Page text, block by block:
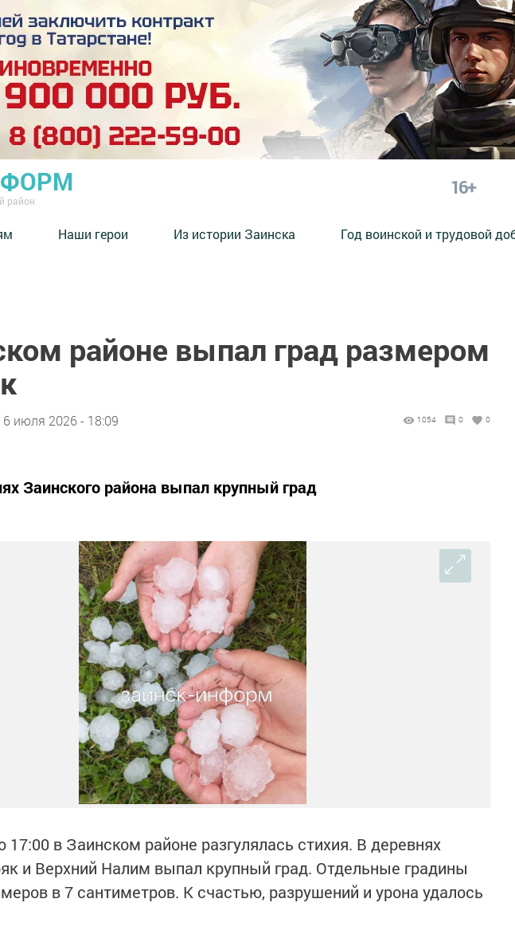
район
16+
Наши герои Из истории Заинска Год воинской и трудовой
районе выпал град размером
6 июля 2026 - 18:09 1054 0 0
Заинского района выпал крупный град
17:00 в Заинском районе разгулялась стихия. В деревнях
и Верхний Налим выпал крупный град. Отдельные градины
в 7 сантиметров. К счастью, разрушений и урона удалось